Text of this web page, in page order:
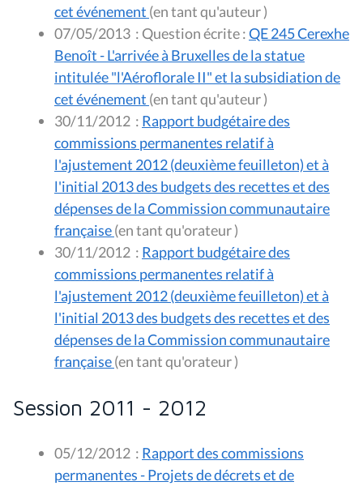
cet événement
(en tant qu'auteur )
07/05/2013 : Question écrite :QE 245 Cerexhe
Benoît - L'arrivée à Bruxelles de la statue
intitulée "l'Aéroflorale II" et la subsidiation de
cet événement
(en tant qu'auteur )
30/11/2012 : Rapport budgétaire des
commissions permanentes relatif à
l'ajustement 2012 (deuxième feuilleton) et à
l'initial 2013 des budgets des recettes et des
dépenses de la Commission communautaire
française
(en tant qu'orateur )
30/11/2012 : Rapport budgétaire des
commissions permanentes relatif à
l'ajustement 2012 (deuxième feuilleton) et à
l'initial 2013 des budgets des recettes et des
dépenses de la Commission communautaire
française
(en tant qu'orateur )
Session 2011 - 2012
05/12/2012 : Rapport des commissions
permanentes - Projets de décrets et de